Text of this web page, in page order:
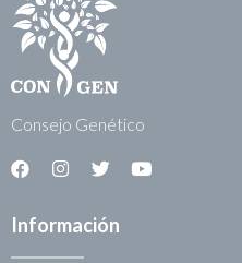
Consejo Genético
Información